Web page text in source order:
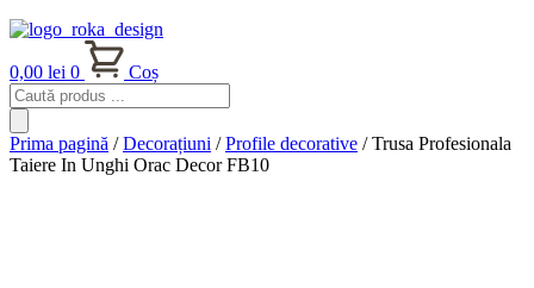
0,00 lei 0
Coș
Products
search
Prima pagină /Decorațiuni /Profile decorative / Trusa Profesionala
Taiere In Unghi Orac Decor FB10